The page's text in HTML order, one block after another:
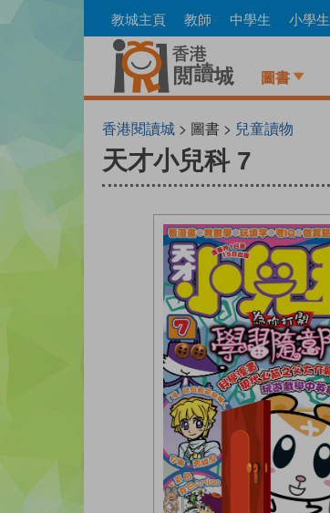
to
教城主頁 教師 中學生 小學生
圖書
香港閱讀城> 圖書 > 兒童讀物
天才小兒科 7